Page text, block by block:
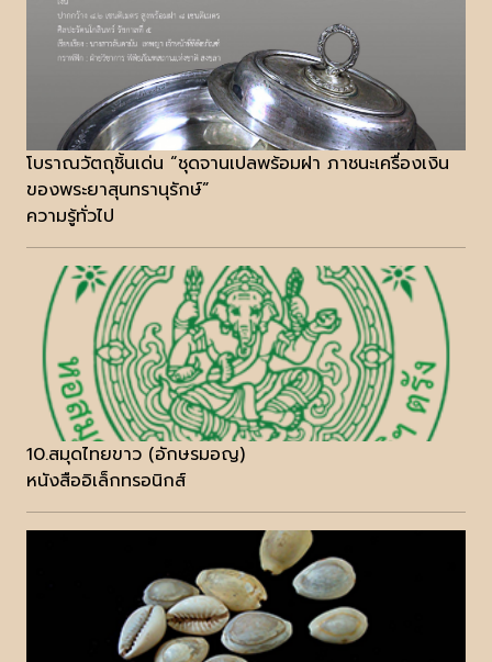
โบราณวัตถุชิ้นเด่น “ชุดจานเปลพร้อมฝา ภาชนะเครื่องเงิน
ของพระยาสุนทรานุรักษ์”
ความรู้ทั่วไป
10.สมุดไทยขาว (อักษรมอญ)
หนังสืออิเล็กทรอนิกส์